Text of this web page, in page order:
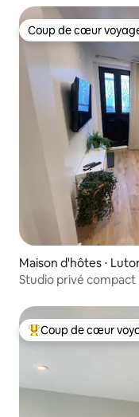
Coup de cœur
Coup de cœur
Maison d'hôtes ⋅
Studio privé compact
Coups de cœur
Coup de cœur